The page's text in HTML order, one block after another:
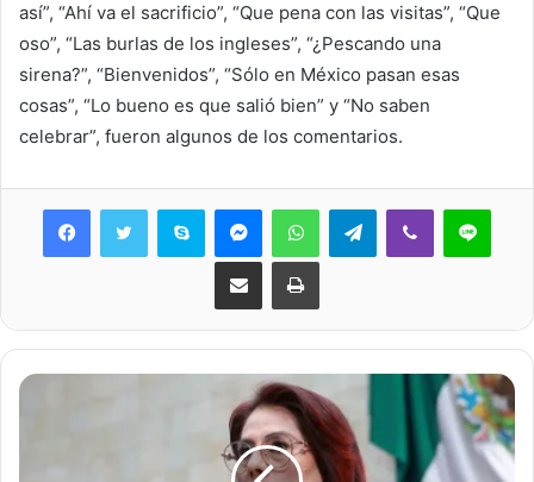
así”, “Ahí va el sacrificio”, “Que pena con las visitas”, “Que
oso”, “Las burlas de los ingleses”, “¿Pescando una
sirena?”, “Bienvenidos”, “Sólo en México pasan esas
cosas”, “Lo bueno es que salió bien” y “No saben
celebrar”, fueron algunos de los comentarios.
Skype MessengerWhatsAppTelegramViber Line
Share via Email Print